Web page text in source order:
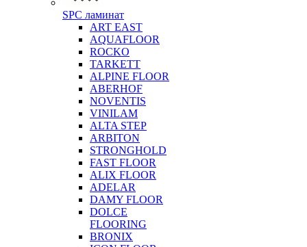
SPC ламинат
ART EAST
AQUAFLOOR
ROCKO
TARKETT
ALPINE FLOOR
ABERHOF
NOVENTIS
VINILAM
ALTA STEP
ARBITON
STRONGHOLD
FAST FLOOR
ALIX FLOOR
ADELAR
DAMY FLOOR
DOLCE
FLOORING
BRONIX